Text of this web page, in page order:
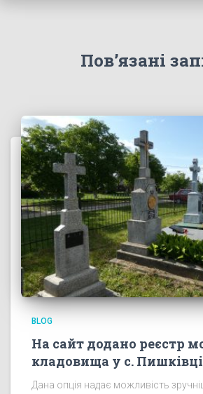
Пов’язані
BLOG
На сайт додано реєстр
кладовища у с. Пишківці
Дана опція надає можливість